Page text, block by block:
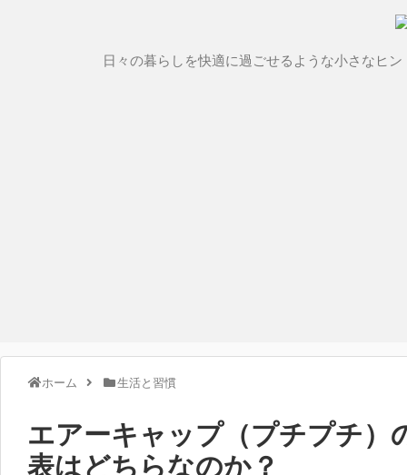
日々の暮らしを快適に過ごせるような小さなヒ
ホーム 生活と習慣
エアーキャップ（プチプチ）
表はどちらなのか？